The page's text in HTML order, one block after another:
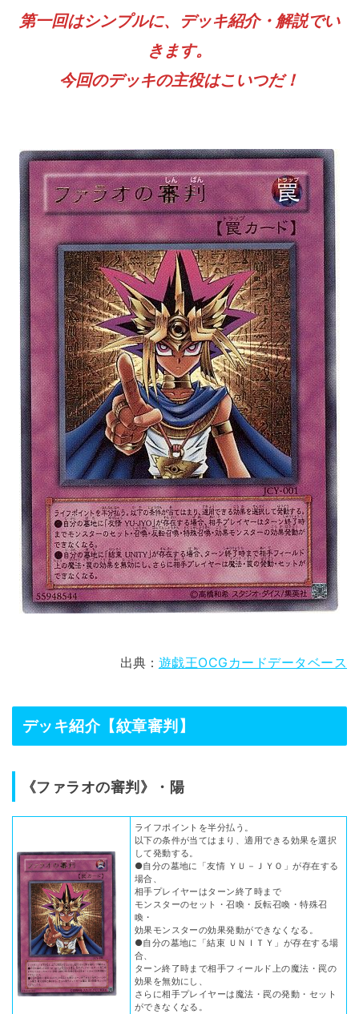
第一回はシンプルに、デッキ紹介・解説でい
きます。
今回のデッキの主役はこいつだ！
出典： 遊戯王OCGカードデータベース
デッキ紹介【紋章審判】
《ファラオの審判》・陽
ライフポイントを半分払う。
以下の条件が当てはまり、適用できる効果を選択
して発動する。
●自分の墓地に「友情 ＹＵ－ＪＹＯ」が存在する
場合、
相手プレイヤーはターン終了時まで
モンスターのセット・召喚・反転召喚・特殊召
喚・
効果モンスターの効果発動ができなくなる。
●自分の墓地に「結束 ＵＮＩＴＹ」が存在する場
合、
ターン終了時まで相手フィールド上の魔法・罠の
効果を無効にし、
さらに相手プレイヤーは魔法・罠の発動・セット
ができなくなる。